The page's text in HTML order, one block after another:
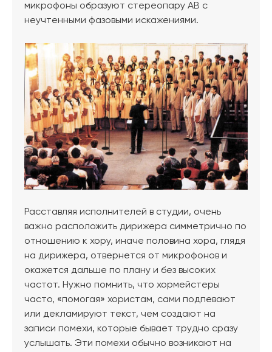
микрофоны образуют стереопару AB с
неучтенными фазовыми искажениями.
Расставляя исполнителей в студии, очень
важно расположить дирижера симметрично по
отношению к хору, иначе половина хора, глядя
на дирижера, отвернется от микрофонов и
окажется дальше по плану и без высоких
частот. Нужно помнить, что хормейстеры
часто, «помогая» хористам, сами подпевают
или декламируют текст, чем создают на
записи помехи, которые бывает трудно сразу
услышать. Эти помехи обычно возникают на